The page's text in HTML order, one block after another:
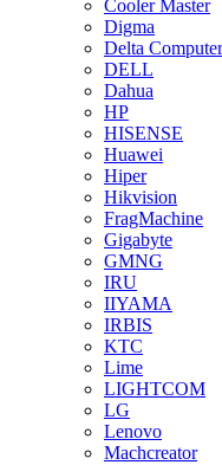
Cooler Master
Digma
Delta
DELL
Dahua
HP
HISENSE
Huawei
Hiper
Hikvision
FragMachine
Gigabyte
GMNG
IRU
IIYAMA
IRBIS
KTC
Lime
LIGHTCOM
LG
Lenovo
Machcreator